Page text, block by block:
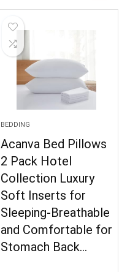
BEDDING
Acanva Bed Pillows
2 Pack Hotel
Collection Luxury
Soft Inserts for
Sleeping-Breathable
and Comfortable for
Stomach Back…